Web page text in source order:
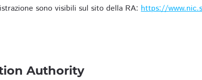
sono visibili sul sito della RA: https://
Authority